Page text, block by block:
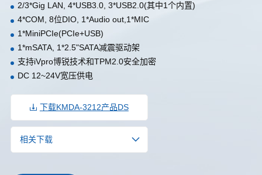
2/3*Gig LAN, 4*USB3.0, 3*USB2.0(其中1个内置)
4*COM, 8位DIO, 1*Audio out,1*MIC
1*MiniPCIe(PCIe+USB)
1*mSATA, 1*2.5"SATA减震驱动架
支持iVpro博锐技术和TPM2.0安全加密
DC 12~24V宽压供电
下载KMDA-3212产品DS
相关下载